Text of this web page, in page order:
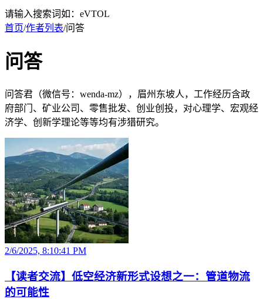
请输入搜索词如：eVTOL
首页/作者列表/问答
问答
问答君（微信号：wenda-mz），眉州东坡人，工作经历含政
府部门、矿业公司、零售批发、创业创投，对心理学、宏观经
济学、创新学理论等等均有涉猎研究。
2/6/2025, 8:10:41 PM
【读者交流】低空经济新形式设想之一：管道物流
的可能性